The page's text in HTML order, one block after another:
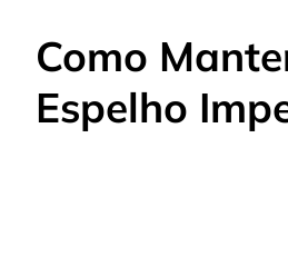
Como
Espelho